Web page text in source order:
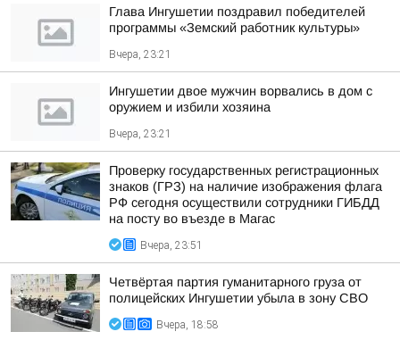
Глава Ингушетии поздравил победителей
программы «Земский работник культуры»
Вчера, 23:21
Ингушетии двое мужчин ворвались в дом с
оружием и избили хозяина
Вчера, 23:21
Проверку государственных регистрационных
знаков (ГРЗ) на наличие изображения флага
РФ сегодня осуществили сотрудники ГИБДД
на посту во въезде в Магас
Вчера, 23:51
Четвёртая партия гуманитарного груза от
полицейских Ингушетии убыла в зону СВО
Вчера, 18:58